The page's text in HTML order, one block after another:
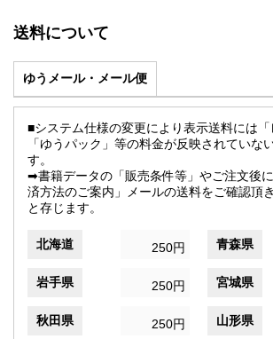
送料について
ゆうメール・メール便
■システム仕様の変更により表示送料には
「ゆうパック」等の料金が反映されていな
す。
➡書籍データの「販売条件等」やご注文後
済方法のご案内」メールの送料をご確認頂
と存じます。
北海道 250円 青森県
岩手県 250円 宮城県
秋田県 250円 山形県